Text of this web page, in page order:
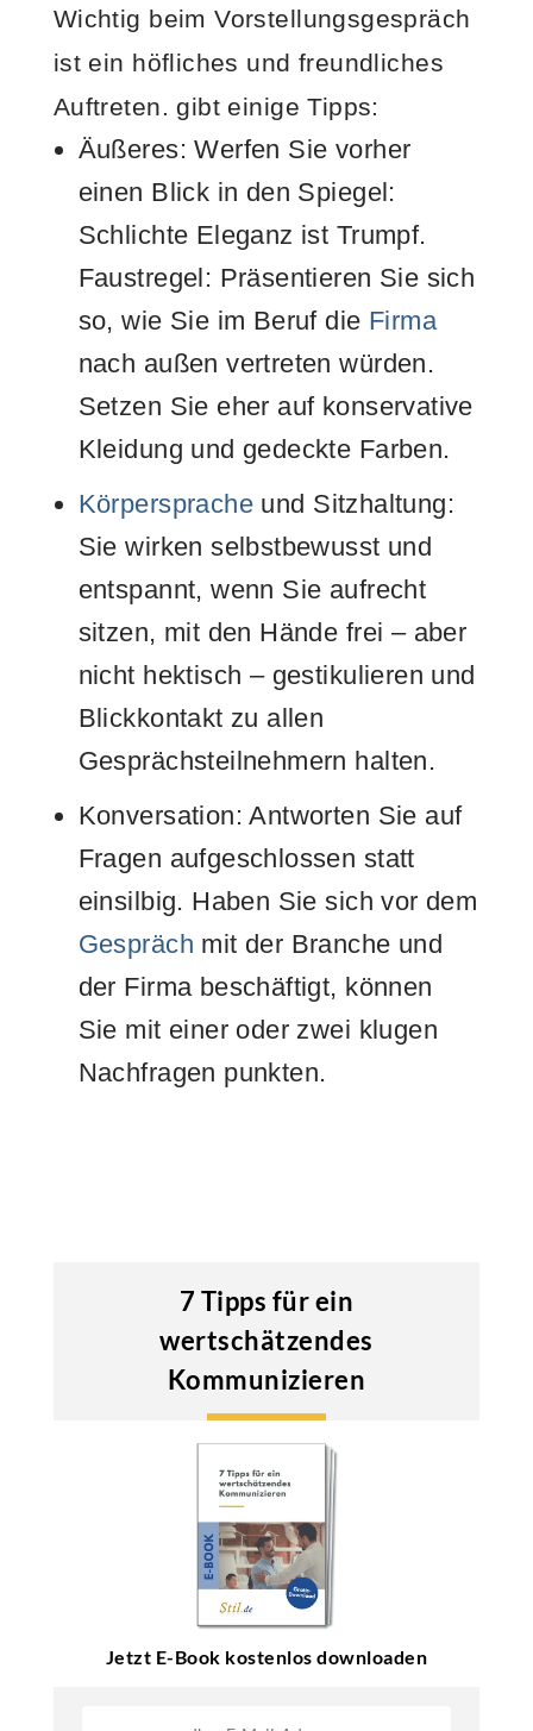
Wichtig beim Vorstellungsgespräch
ist ein höfliches und freundliches
Auftreten.gibt einige Tipps:
Äußeres: Werfen Sie vorher
einen Blick in den Spiegel:
Schlichte Eleganz ist Trumpf.
Faustregel: Präsentieren Sie sich
so, wie Sie im Beruf die Firma
nach außen vertreten würden.
Setzen Sie eher auf konservative
Kleidung und gedeckte Farben.
Körpersprache und Sitzhaltung:
Sie wirken selbstbewusst und
entspannt, wenn Sie aufrecht
sitzen, mit den Hände frei – aber
nicht hektisch – gestikulieren und
Blickkontakt zu allen
Gesprächsteilnehmern halten.
Konversation: Antworten Sie auf
Fragen aufgeschlossen statt
einsilbig. Haben Sie sich vor dem
Gespräch mit der Branche und
der Firma beschäftigt, können
Sie mit einer oder zwei klugen
Nachfragen punkten.